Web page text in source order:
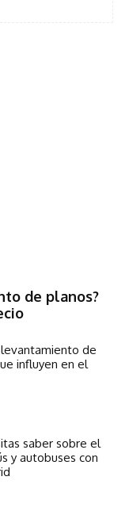
de planos?
de
influyen en el
saber sobre el
y autobuses con